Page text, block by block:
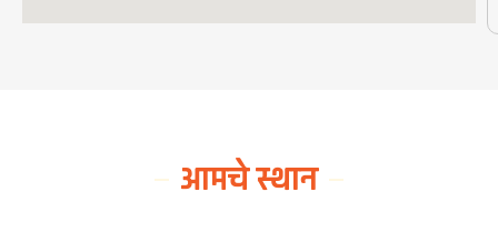
आमचे स्थान